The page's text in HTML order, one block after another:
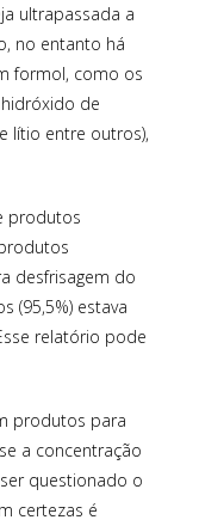
ultrapassada a
no entanto há
formol, como os
de
lítio entre outros),
produtos
desfrisagem do
(95,5%) estava
relatório pode
produtos para
a concentração
questionado o
certezas é